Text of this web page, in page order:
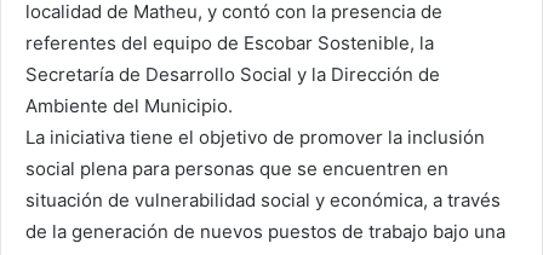
localidad de Matheu, y contó con la presencia de
referentes del equipo de Escobar Sostenible, la
Secretaría de Desarrollo Social y la Dirección de
Ambiente del Municipio.
La iniciativa tiene el objetivo de promover la inclusión
social plena para personas que se encuentren en
situación de vulnerabilidad social y económica, a través
de la generación de nuevos puestos de trabajo bajo una